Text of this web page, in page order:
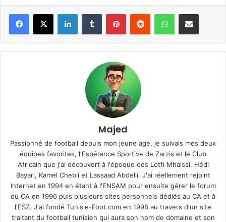
LinkedinTumblr PinterestReddit WhatsAppPartager par email
Majed
Passionné de football depuis mon jeune age, je suivais mes deux
équipes favorites, l'Espérance Sportive de Zarzis et le Club
Africain que j'ai découvert à l'époque des Lotfi Mhaissi, Hédi
Bayari, Kamel Chebli et Lassaad Abdelli. J'ai réellement rejoint
Internet en 1994 en étant à l'ENSAM pour ensuite gérer le forum
du CA en 1996 puis plusieurs sites personnels dédiés au CA et à
l'ESZ. J'ai fondé Tunisie-Foot.com en 1998 au travers d'un site
traitant du football tunisien qui aura son nom de domaine et son